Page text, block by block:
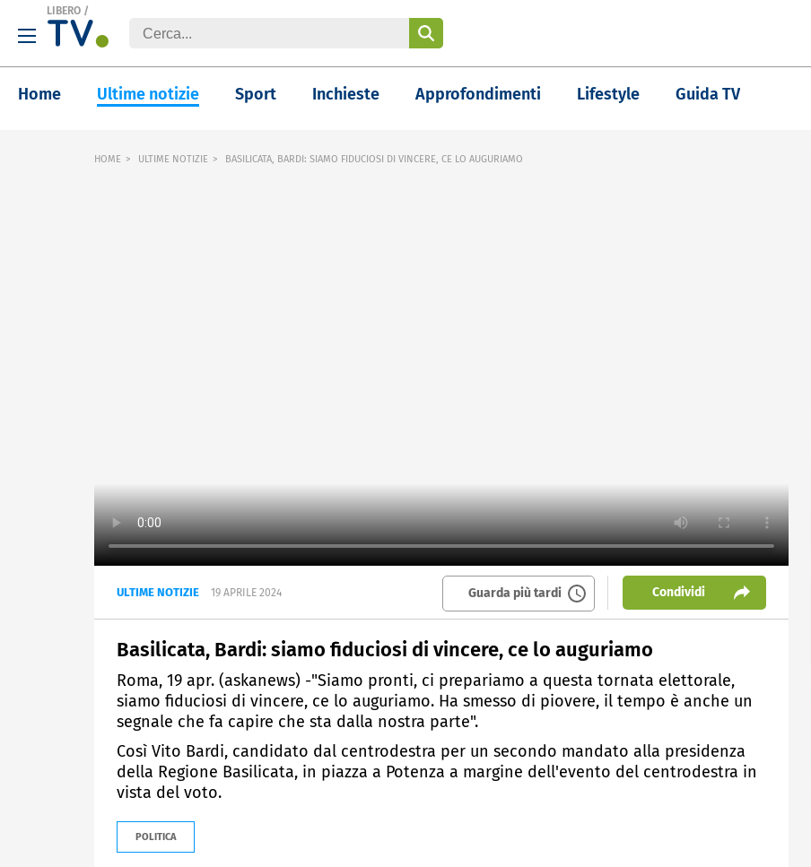
LIBERO /
Home Ultime notizie Sport Inchieste Approfondimenti Lifestyle Guida TV
HOME ULTIME NOTIZIE BASILICATA, BARDI: SIAMO FIDUCIOSI DI VINCERE, CE LO AUGURIAMO
ULTIME NOTIZIE 19 APRILE 2024 Guarda più tardi Condividi
Basilicata, Bardi: siamo fiduciosi di vincere, ce lo auguriamo
Roma, 19 apr. (askanews) -"Siamo pronti, ci prepariamo a questa tornata elettorale,
siamo fiduciosi di vincere, ce lo auguriamo. Ha smesso di piovere, il tempo è anche un
segnale che fa capire che sta dalla nostra parte".
Così Vito Bardi, candidato dal centrodestra per un secondo mandato alla presidenza
della Regione Basilicata, in piazza a Potenza a margine dell'evento del centrodestra in
vista del voto.
POLITICA